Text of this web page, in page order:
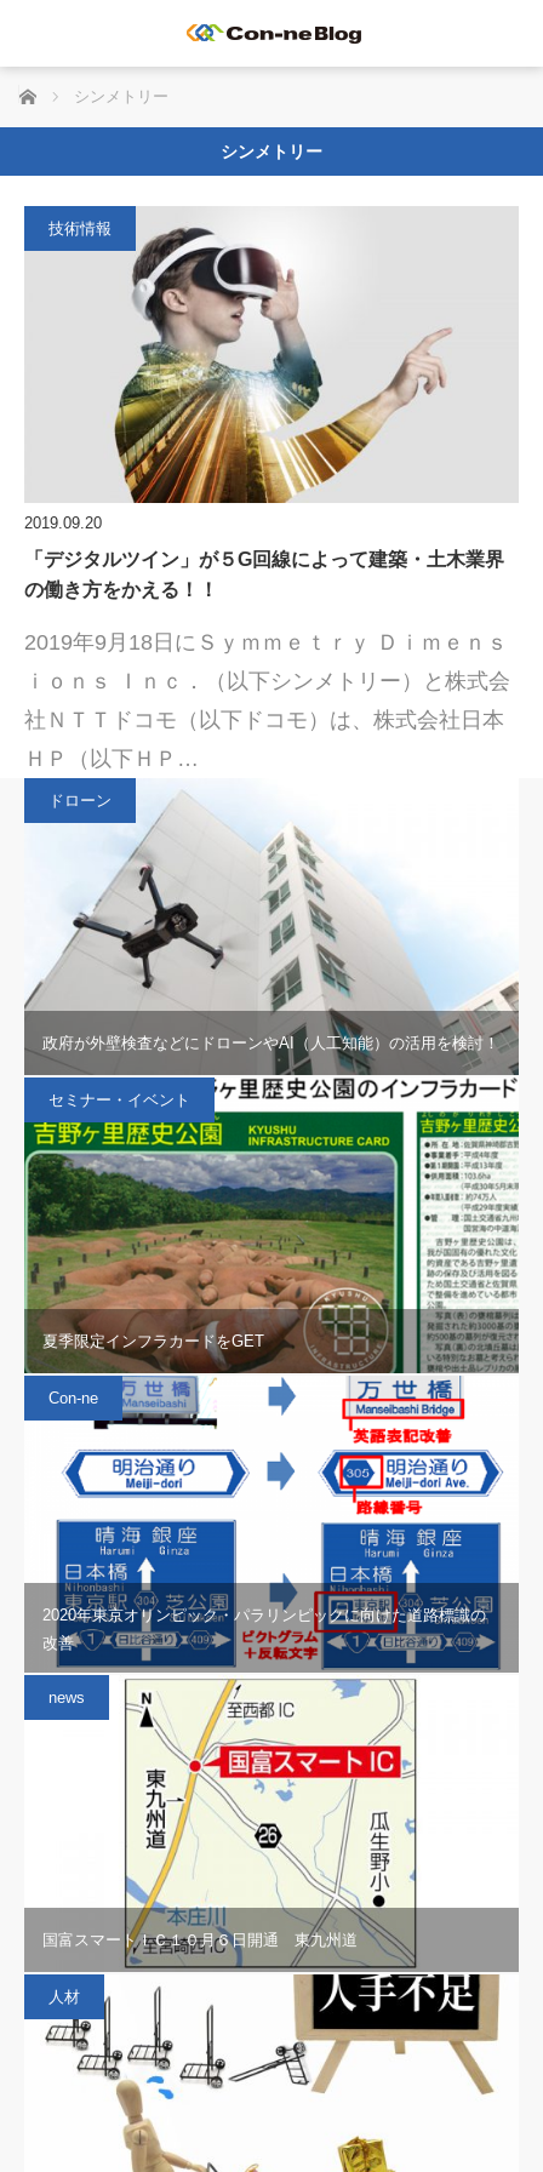
ホーム シンメトリー
シンメトリー
技術情報
2019.09.20
「デジタルツイン」が５G回線によって建築・土木業界
の働き方をかえる！！
2019年9月18日にＳｙｍｍｅｔｒｙ Ｄｉｍｅｎｓ
ｉｏｎｓ Ｉｎｃ．（以下シンメトリー）と株式会
社ＮＴＴドコモ（以下ドコモ）は、株式会社日本
ＨＰ（以下ＨＰ…
ドローン
政府が外壁検査などにドローンやAI（人工知能）の活用を検討！
セミナー・イベント
夏季限定インフラカードをGET
Con-ne
2020年東京オリンピック・パラリンピックに向けた道路標識の
改善
news
国富スマートＩＣ１０月６日開通 東九州道
人材